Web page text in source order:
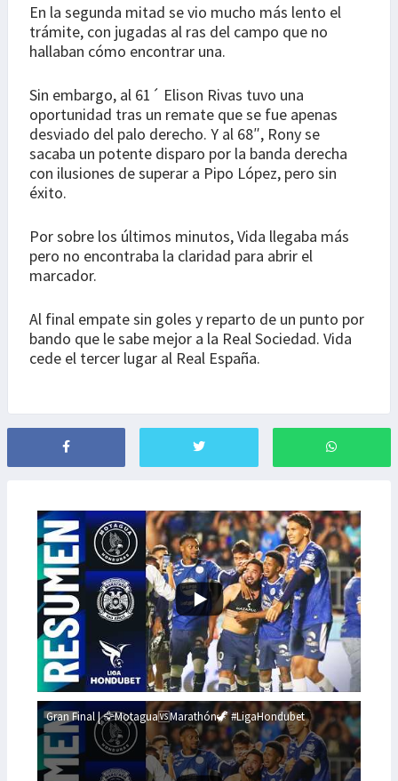
En la segunda mitad se vio mucho más lento el
trámite, con jugadas al ras del campo que no
hallaban cómo encontrar una.
Sin embargo, al 61´ Elison Rivas tuvo una
oportunidad tras un remate que se fue apenas
desviado del palo derecho. Y al 68″, Rony se
sacaba un potente disparo por la banda derecha
con ilusiones de superar a Pipo López, pero sin
éxito.
Por sobre los últimos minutos, Vida llegaba más
pero no encontraba la claridad para abrir el
marcador.
Al final empate sin goles y reparto de un punto por
bando que le sabe mejor a la Real Sociedad. Vida
cede el tercer lugar al Real España.
Gran Final | 🦅Motagua🆚Marathón🦖 #LigaHondubet